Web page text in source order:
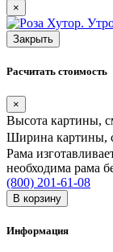
×
Закрыть
Расчитать стоимость
×
Высота картины,
Ширина картины,
Рама
необходима рама
(800) 201-61-08
В корзину
Информация